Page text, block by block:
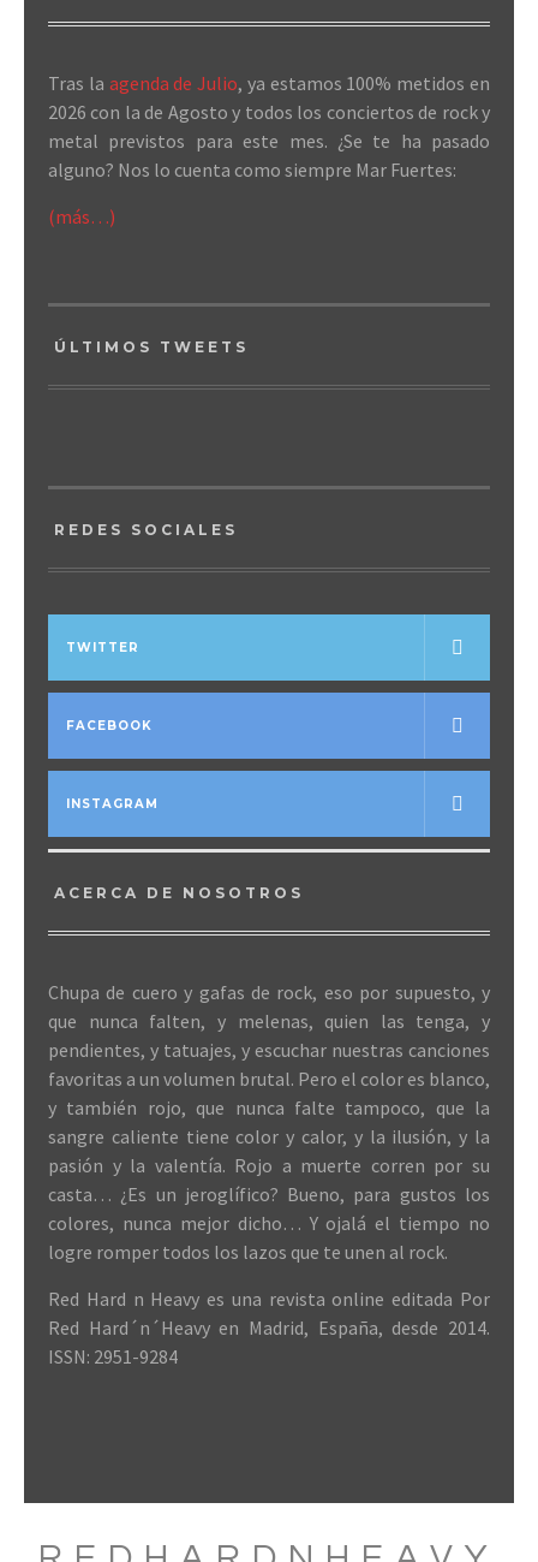
Tras la agenda de Julio, ya estamos 100% metidos en
2026 con la de Agosto y todos los conciertos de rock y
metal previstos para este mes. ¿Se te ha pasado
alguno? Nos lo cuenta como siempre Mar Fuertes:
(más…)
ÚLTIMOS TWEETS
REDES SOCIALES
TWITTER
FACEBOOK
INSTAGRAM
ACERCA DE NOSOTROS
Chupa de cuero y gafas de rock, eso por supuesto, y
que nunca falten, y melenas, quien las tenga, y
pendientes, y tatuajes, y escuchar nuestras canciones
favoritas a un volumen brutal. Pero el color es blanco,
y también rojo, que nunca falte tampoco, que la
sangre caliente tiene color y calor, y la ilusión, y la
pasión y la valentía. Rojo a muerte corren por su
casta… ¿Es un jeroglífico? Bueno, para gustos los
colores, nunca mejor dicho… Y ojalá el tiempo no
logre romper todos los lazos que te unen al rock.
Red Hard n Heavy es una revista online editada Por
Red Hard´n´Heavy en Madrid, España, desde 2014.
ISSN: 2951-9284